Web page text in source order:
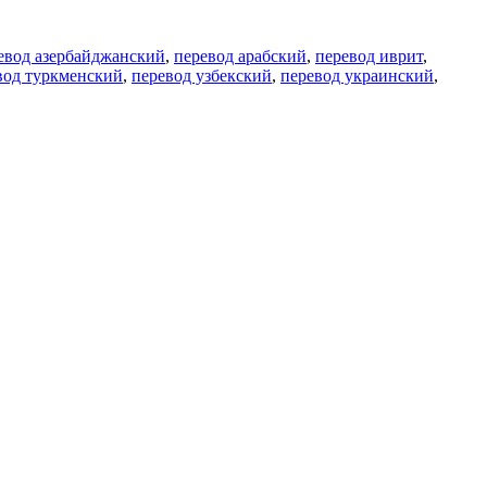
азербайджанский, перевод арабский, перевод иврит,
туркменский, перевод узбекский, перевод украинский,